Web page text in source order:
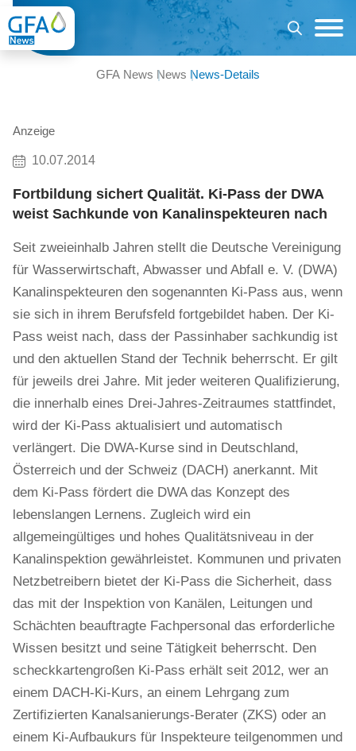
GFA News News News-Details
Anzeige
10.07.2014
Fortbildung sichert Qualität. Ki-Pass der DWA
weist Sachkunde von Kanalinspekteuren nach
Seit zweieinhalb Jahren stellt die Deutsche Vereinigung
für Wasserwirtschaft, Abwasser und Abfall e. V. (DWA)
Kanalinspekteuren den sogenannten Ki-Pass aus, wenn
sie sich in ihrem Berufsfeld fortgebildet haben. Der Ki-
Pass weist nach, dass der Passinhaber sachkundig ist
und den aktuellen Stand der Technik beherrscht. Er gilt
für jeweils drei Jahre. Mit jeder weiteren Qualifizierung,
die innerhalb eines Drei-Jahres-Zeitraumes stattfindet,
wird der Ki-Pass aktualisiert und automatisch
verlängert. Die DWA-Kurse sind in Deutschland,
Österreich und der Schweiz (DACH) anerkannt. Mit
dem Ki-Pass fördert die DWA das Konzept des
lebenslangen Lernens. Zugleich wird ein
allgemeingültiges und hohes Qualitätsniveau in der
Kanalinspektion gewährleistet. Kommunen und privaten
Netzbetreibern bietet der Ki-Pass die Sicherheit, dass
das mit der Inspektion von Kanälen, Leitungen und
Schächten beauftragte Fachpersonal das erforderliche
Wissen besitzt und seine Tätigkeit beherrscht. Den
scheckkartengroßen Ki-Pass erhält seit 2012, wer an
einem DACH-Ki-Kurs, an einem Lehrgang zum
Zertifizierten Kanalsanierungs-Berater (ZKS) oder an
einem Ki-Aufbaukurs für Inspekteure teilgenommen und